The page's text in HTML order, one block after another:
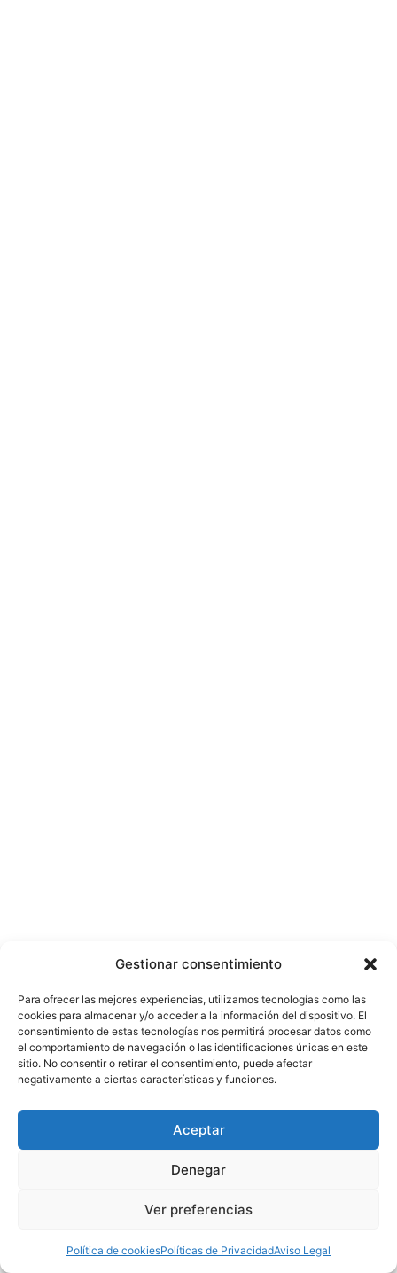
Gestionar consentimiento
Para ofrecer las mejores experiencias, utilizamos tecnologías como las
cookies para almacenar y/o acceder a la información del dispositivo. El
consentimiento de estas tecnologías nos permitirá procesar datos como
el comportamiento de navegación o las identificaciones únicas en este
sitio. No consentir o retirar el consentimiento, puede afectar
negativamente a ciertas características y funciones.
Aceptar
Denegar
Ver preferencias
Política de cookiesPolíticas de PrivacidadAviso Legal